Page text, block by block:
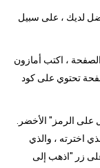
لديك ، على سبيل
، اكتب أمازون
تحتوي على كود
على الرمز" الأخضر.
اخترته ، والذي
زر "اذهب إلى